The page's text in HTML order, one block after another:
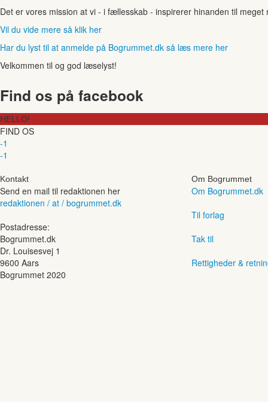
Det er vores mission at vi - i fællesskab - inspirerer hinanden til
Vil du vide mere så klik her
Har du lyst til at anmelde på Bogrummet.dk så læs mere her
Velkommen til og god læselyst!
Find os på facebook
HELLO!
FIND OS
-1
-1
Kontakt
Send en mail til redaktionen her
redaktionen / at / bogrummet.dk
Postadresse:
Bogrummet.dk
Dr. Louisesvej 1
9600 Aars
Om Bogrummet
Om Bogrummet.dk
Til forlag
Tak til
Rettigheder &
Bogrummet 2020